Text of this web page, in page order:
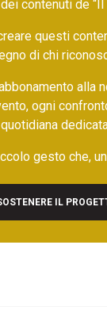
contenuti de
questi
di chi
alla
ogni
gesto che,
IL